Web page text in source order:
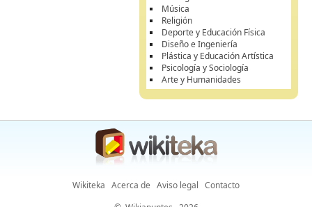
Música
Religión
Deporte y Educación Física
Diseño e Ingeniería
Plástica y Educación Artística
Psicología y Sociología
Arte y Humanidades
Wikiteka Acerca de Aviso legal Contacto